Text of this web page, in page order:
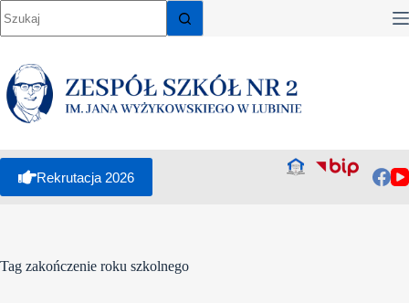
do
treści
Rekrutacja 2026
Tag zakończenie roku szkolnego